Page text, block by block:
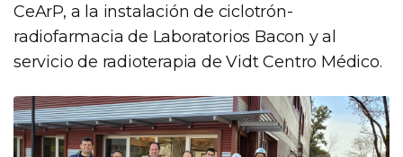
CeArP, a la instalación de ciclotrón-
radiofarmacia de Laboratorios Bacon y al
servicio de radioterapia de Vidt Centro Médico.